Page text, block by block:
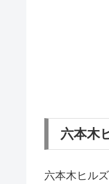
六本木
六本木ヒル